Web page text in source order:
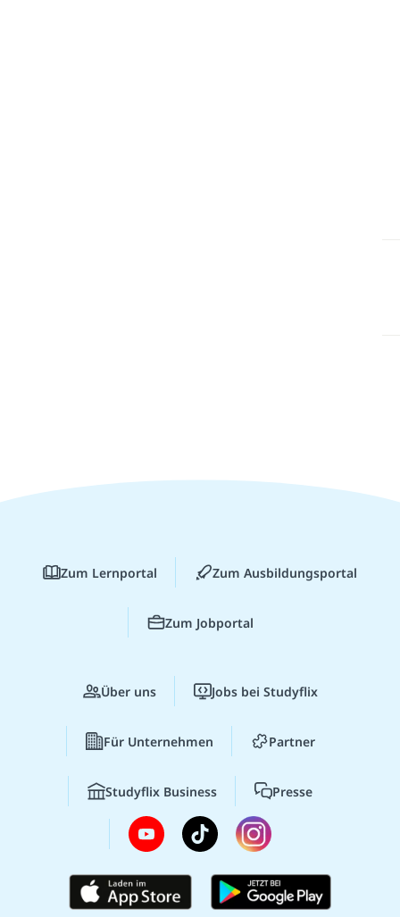
Zum Lernportal Zum Ausbildungsportal
Zum Jobportal
Über uns Jobs bei Studyflix
Für Unternehmen Partner
Studyflix Business Presse